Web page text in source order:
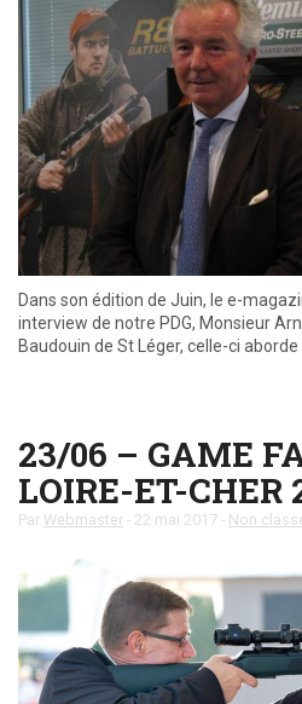
Dans son édition de Juin, le e-
interview de notre PDG, Monsieur
Baudouin de St Léger, celle-ci
23/06 – GAME
LOIRE-ET-CHER
Par Webmaster - 22 mai 2017 - Non